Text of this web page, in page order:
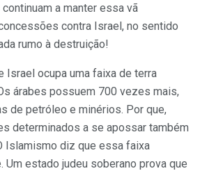
a manter essa vã
contra Israel, no sentido
rumo à destruição!
Israel ocupa uma faixa de terra
árabes possuem 700 vezes mais,
de petróleo e minérios. Por que,
determinados a se apossar também
Islamismo diz que essa faixa
Um estado judeu soberano prova que